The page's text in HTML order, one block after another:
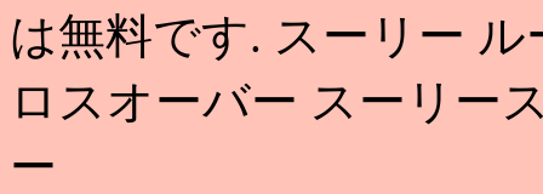
は無料です. スーリー
ロスオーバー スーリー
ー